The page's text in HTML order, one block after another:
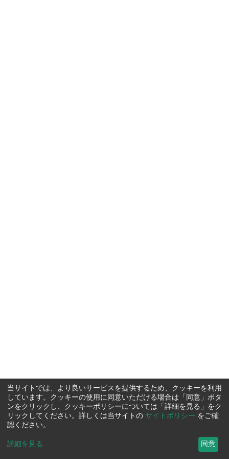
当サイトでは、より良いサービスを提供するため、クッキーを利用
しています。クッキーの使用に同意いただける場合は「同意」ボタ
ンをクリックし、クッキーポリシーについては「詳細を見る」をク
リックしてください。詳しくは当サイトの サイトポリシー をご確
認ください。
詳細を見る ... 同意